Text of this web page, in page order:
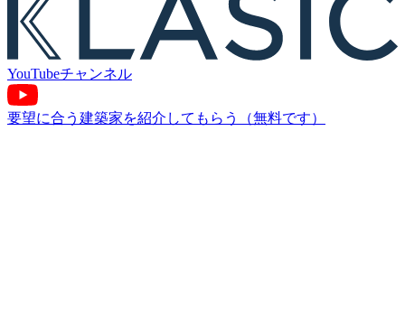
YouTubeチャンネル
要望に合う建築家を紹介してもらう（無料です）